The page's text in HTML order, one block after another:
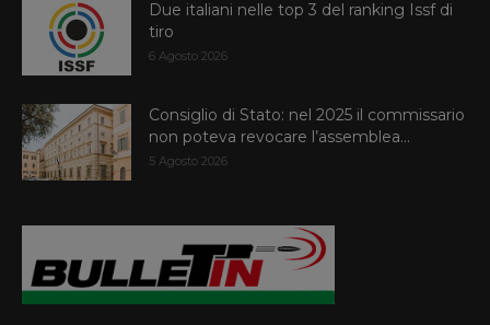
Due italiani nelle top 3 del ranking Issf di
tiro
6 Agosto 2026
Consiglio di Stato: nel 2025 il commissario
non poteva revocare l’assemblea...
5 Agosto 2026